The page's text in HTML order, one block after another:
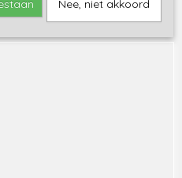
Nee, niet akkoord